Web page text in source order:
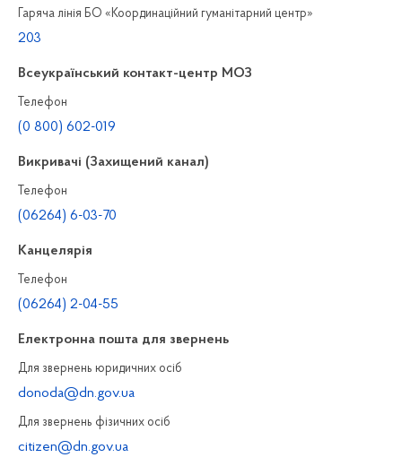
Гаряча лінія БО «Координаційний гуманітарний центр»
203
Всеукраїнський контакт-центр МОЗ
Телефон
(0 800) 602-019
Викривачі (Захищений канал)
Телефон
(06264) 6-03-70
Канцелярiя
Телефон
(06264) 2-04-55
Електронна пошта для звернень
Для звернень юридичних осiб
donoda@dn.gov.ua
Для звернень фізичних осiб
citizen@dn.gov.ua